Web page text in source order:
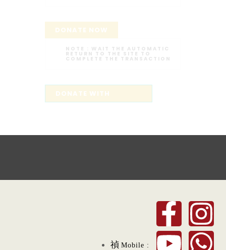
DONATE NOW
NOTE : WAIT THE AUTOMATIC
RETURN TO THE SITE TO
COMPLETE THE TRANSACTION
Mobile :